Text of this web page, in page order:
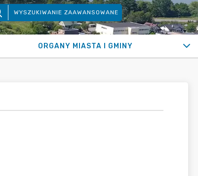
WYSZUKIWANIE ZAAWANSOWANE
ORGANY MIASTA I GMINY